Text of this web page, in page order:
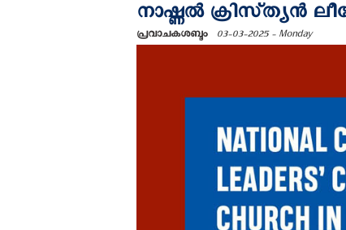
നാഷ്ണൽ ക്രിസ്‌ത്യൻ
പ്രവാചകശബ്ദം 03-03-2025 - Monday